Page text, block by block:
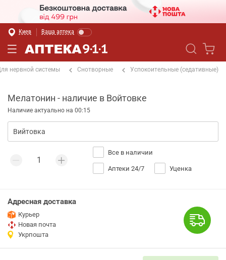
Киев Ваша аптека
нервной системы Снотворные Успокоительные (седативные)
Мелатонин - наличие в Войтовке
Наличие актуально на 00:15
Все в наличии
Аптеки 24/7 Уценка
Адресная доставка
Курьер
Новая почта
Укрпошта